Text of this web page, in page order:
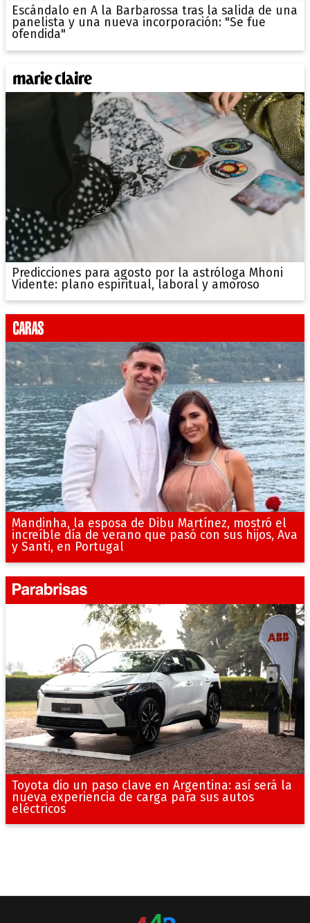
Escándalo en A la Barbarossa tras la salida de una
panelista y una nueva incorporación: "Se fue
ofendida"
Predicciones para agosto por la astróloga Mhoni
Vidente: plano espiritual, laboral y amoroso
Mandinha, la esposa de Dibu Martínez, mostró el
increíble día de verano que pasó con sus hijos, Ava
y Santi, en Portugal
Toyota dio un paso clave en Argentina: así será la
nueva experiencia de carga para sus autos
eléctricos